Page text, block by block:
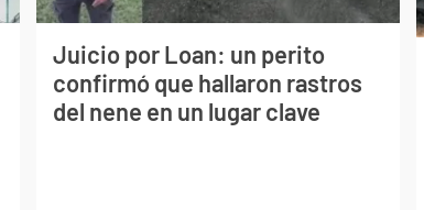
Juicio por Loan: un perito
confirmó que hallaron rastros
del nene en un lugar clave